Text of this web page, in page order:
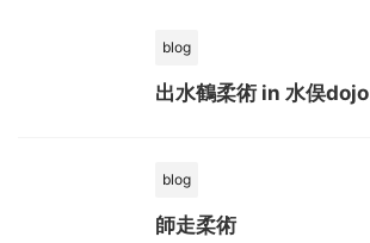
blog
出水鶴柔術 in 水俣dojo
blog
師走柔術